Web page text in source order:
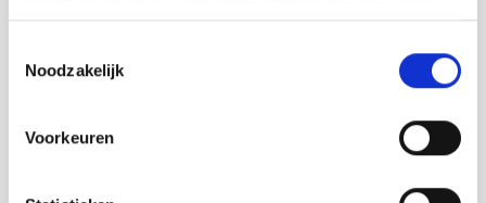
Noodzakelijk
Voorkeuren
ALIMENTATION RÉGIONALE
également essentiel. Le consommateur
des produits saisonniers et motivé à les
acheter en se déplaçant (à pied ou à vélo